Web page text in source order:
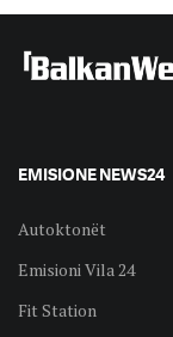
EMISIONE NEWS24
Autoktonët
Emisioni Vila 24
Fit Station